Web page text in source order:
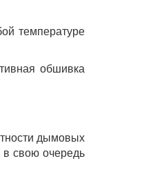
температуре
обшивка
дымовых
в свою очередь